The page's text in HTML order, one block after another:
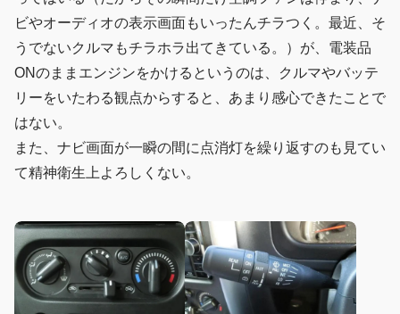
ビやオーディオの表示画面もいったんチラつく。最近、そ
うでないクルマもチラホラ出てきている。）が、電装品
ONのままエンジンをかけるというのは、クルマやバッテ
リーをいたわる観点からすると、あまり感心できたことで
はない。
また、ナビ画面が一瞬の間に点消灯を繰り返すのも見てい
て精神衛生上よろしくない。